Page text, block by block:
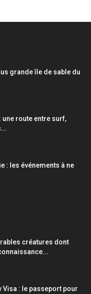
grande île de sable du
une route entre surf,
: les événements à ne
créatures dont
Visa : le passeport pour